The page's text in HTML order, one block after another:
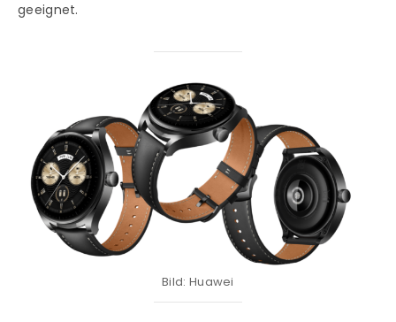
geeignet.
Bild: Huawei